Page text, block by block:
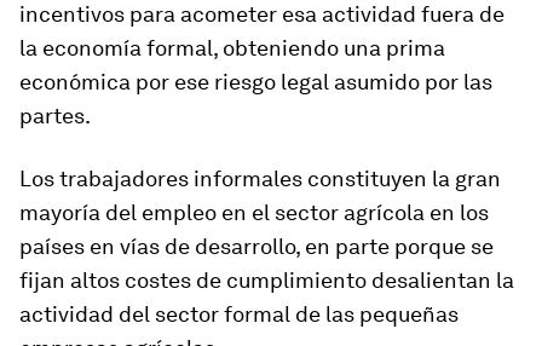
incentivos para acometer esa actividad fuera de
la economía formal, obteniendo una prima
económica por ese riesgo legal asumido por las
partes.
Los trabajadores informales constituyen la gran
mayoría del empleo en el sector agrícola en los
países en vías de desarrollo, en parte porque se
fijan altos costes de cumplimiento desalientan la
actividad del sector formal de las pequeñas